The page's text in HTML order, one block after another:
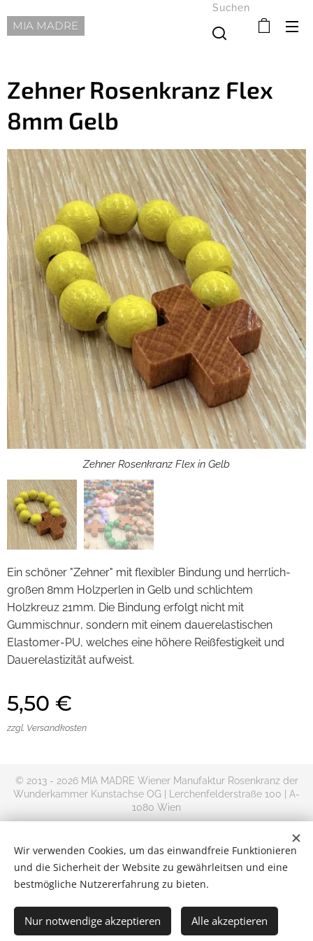
MIA MADRE
Suchen
Zehner Rosenkranz Flex
8mm Gelb
Zehner Rosenkranz Flex in Gelb
Ein schöner "Zehner" mit flexibler Bindung und herrlich-
großen 8mm Holzperlen in Gelb und schlichtem
Holzkreuz 21mm. Die Bindung erfolgt nicht mit
Gummischnur, sondern mit einem dauerelastischen
Elastomer-PU, welches eine höhere Reißfestigkeit und
Dauerelastizität aufweist.
5,50 €
zzgl. Versandkosten
© 2013 - 2026 MIA MADRE Wiener Manufaktur Rosenkranz der
Wunderkammer Kunstachse OG | Lerchenfelderstraße 100 | A-
1080 Wien
Rosenkranz kaufen im Online Shop | Versand Deutschland,
Österreich und Rest-Europa
Kontakt | Impressum|Allgemeine
Geschäftsbedingungen| Datenschutzerklärung
Cookies
Wir verwenden Cookies, um das einwandfreie Funktionieren
und die Sicherheit der Website zu gewährleitsen und eine
bestmögliche Nutzererfahrung zu bieten.
Nur notwendige akzeptieren Alle akzeptieren